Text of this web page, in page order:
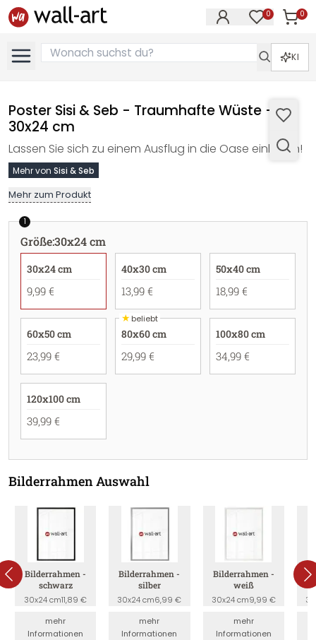
0 0
KI
Poster Sisi & Seb - Traumhafte Wüste -
30x24 cm
Lassen Sie sich zu einem Ausflug in die Oase einladen!
Mehr von Sisi & Seb
Mehr zum Produkt
1
Größe:30x24 cm
30x24 cm
9,99 €
40x30 cm
13,99 €
50x40 cm
18,99 €
60x50 cm
23,99 €
★beliebt
80x60 cm
29,99 €
100x80 cm
34,99 €
120x100 cm
39,99 €
Bilderrahmen Auswahl
Bilderrahmen -
schwarz
30x24 cm11,89 €
mehr
Informationen
Bilderrahmen -
silber
30x24 cm6,99 €
mehr
Informationen
Bilderrahmen -
weiß
30x24 cm9,99 €
mehr
Informationen